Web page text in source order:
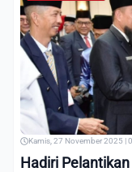
Kamis, 27 November 2025 |
Hadiri